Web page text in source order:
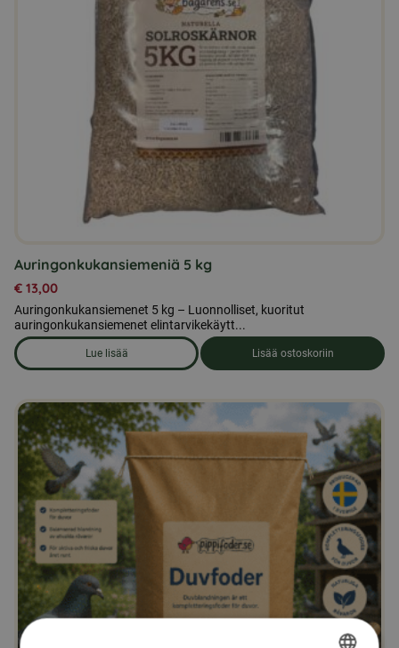
Auringonkukansiemeniä 5 kg
€ 13,00
Auringonkukansiemenet 5 kg – Luonnolliset, kuoritut
auringonkukansiemenet elintarvikekäytt...
Lue lisää
om produkten Auringonkukansiemeniä 5 kg
Lisää ostoskoriin